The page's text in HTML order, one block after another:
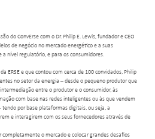
do ConvErse com o Dr. Philip E. Lewis, fundador e CEO
de negócio no mercado energético e a suas
nível regulatório, e para os consumidores.
ERSE e que contou com cerca de 100 convidados, Philip
no setor da energia – desde o pequeno produtor que
entre o produtor e o consumidor, às
com base nas redes inteligentes ou às que vendem
por base plataformas digitais, ou seja, a
e interagirem com os seus fornecedores através de
completamente o mercado e colocar grandes desafios